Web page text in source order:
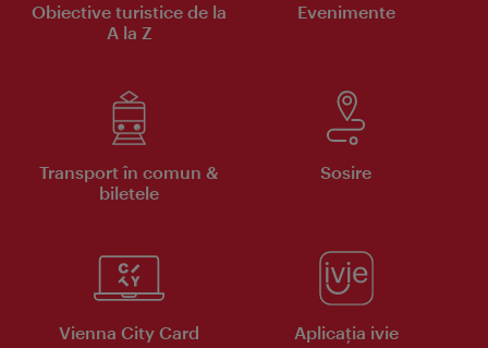
Obiective turistice de la
A la Z
Evenimente
Transport în comun &
biletele
Sosire
Vienna City Card Aplicaţia ivie